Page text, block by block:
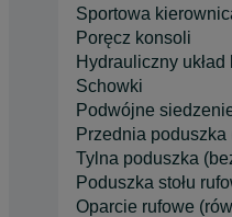
Sportowa
Poręcz konsoli
Hydrauliczny
Schowki
Podwójne
Przednia
Tylna poduszka
Poduszka stołu
Oparcie rufowe